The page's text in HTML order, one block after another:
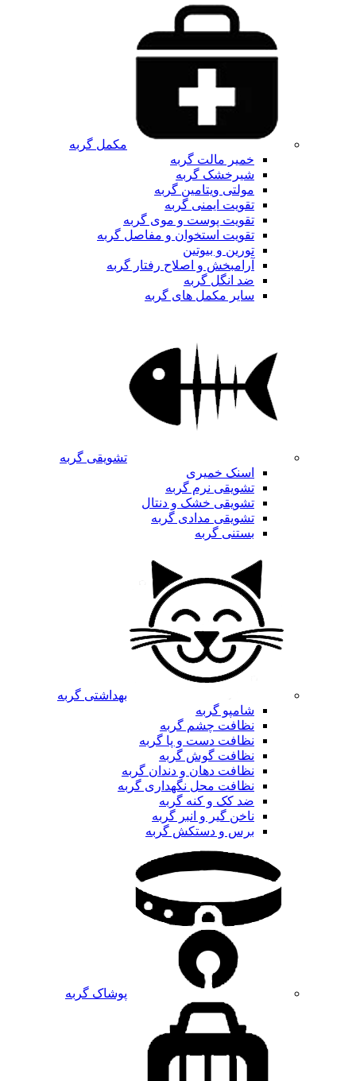
مکمل گربه
خمیر مالت گربه
شیرخشک گربه
مولتی ویتامین گربه
تقویت ایمنی گربه
تقویت پوست و موی گربه
تقویت استخوان و مفاصل گربه
تورین و بیوتین
آرامبخش و اصلاح رفتار گربه
ضد انگل گربه
سایر مکمل های گربه
تشویقی گربه
اسنک خمیری
تشویقی نرم گربه
تشویقی خشک و دنتال
تشویقی مدادی گربه
بستنی گربه
بهداشتی گربه
شامپو گربه
نظافت چشم گربه
نظافت دست و پا گربه
نظافت گوش گربه
نظافت دهان و دندان گربه
نظافت محل نگهداری گربه
ضد کک و کنه گربه
ناخن گیر و انبر گربه
برس و دستکش گربه
پوشاک گربه